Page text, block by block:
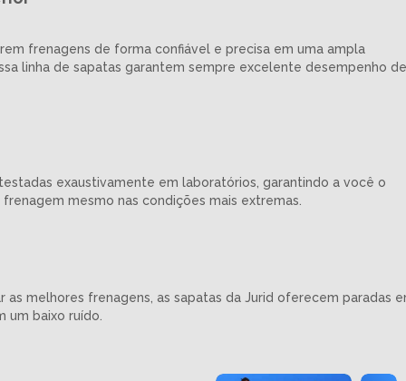
frenagens de forma confiável e precisa em uma ampla
linha de sapatas garantem sempre excelente desempenho de
exaustivamente em laboratórios, garantindo a você o
mesmo nas condições mais extremas.
as melhores frenagens, as sapatas da Jurid oferecem paradas
um baixo ruído.